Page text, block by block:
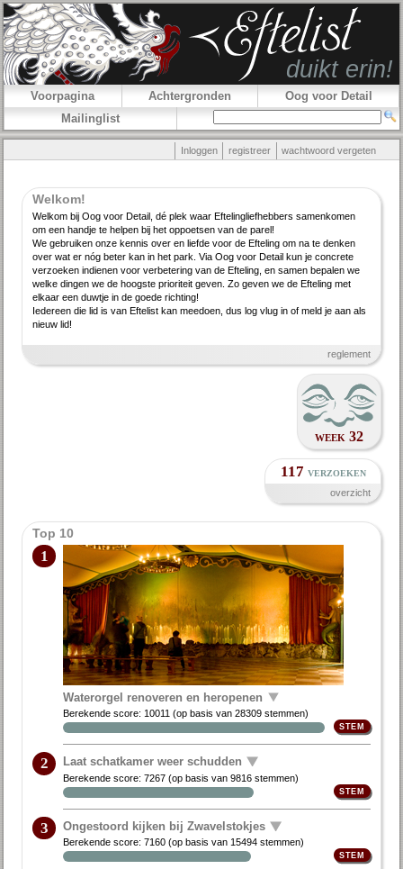
Voorpagina Achtergronden
Oog voor Detail
Mailinglist
Inloggen registreer wachtwoord vergeten
Welkom!
Welkom bij Oog voor Detail, dé plek waar Efteling­lief­hebbers samenkomen
om een handje te helpen bij het oppoetsen van de parel!
We gebruiken onze kennis over en liefde voor de Efteling om na te denken
over wat er nóg beter kan in het park. Via Oog voor Detail kun je concrete
verzoeken indienen voor verbe­tering van de Efteling, en samen bepalen we
welke dingen we de hoogste priori­teit geven. Zo geven we de Efteling met
elkaar een duwtje in de goede richting!
Iedereen die lid is van Eftelist kan meedoen, dus log vlug in of meld je aan als
nieuw lid!
reglement
week 32
117 verzoeken
overzicht
Top 10
1
Waterorgel renoveren en heropenen
Berekende score: 10011 (op basis van28309 stemmen)
2 Laat schatkamer weer schudden
Berekende score:7267 (op basis van9816 stemmen)
3 Ongestoord kijken bij Zwavelstokjes
Berekende score:7160 (op basis van 15494 stemmen)